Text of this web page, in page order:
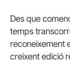
Des que
temps
reconeixement
creixent edició